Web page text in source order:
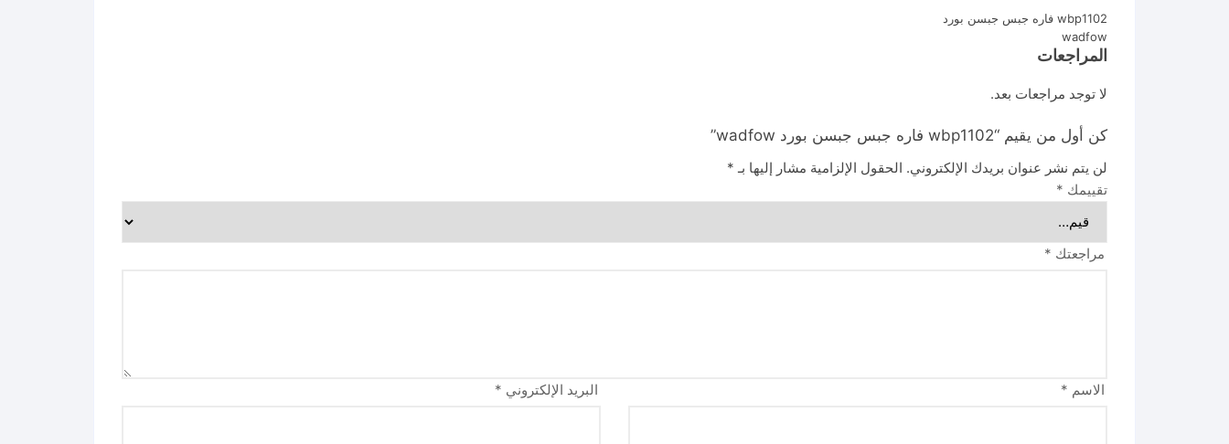
wbp1102 فاره جبس جبسن بورد
wadfow
المراجعات
لا توجد مراجعات بعد.
كن أول من يقيم “wbp1102 فاره جبس جبسن بورد wadfow”
لن يتم نشر عنوان بريدك الإلكتروني. الحقول الإلزامية مشار إليها بـ *
تقييمك *
مراجعتك *
الاسم * البريد الإلكتروني *